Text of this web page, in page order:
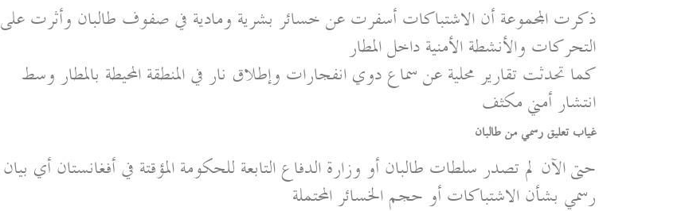
ذكرت المجموعة أن الاشتباكات أسفرت عن خسائر بشرية ومادية في صفوف طالبان وأثرت على
التحركات والأنشطة الأمنية داخل المطار
كما تحدثت تقارير محلية عن سماع دوي انفجارات وإطلاق نار في المنطقة المحيطة بالمطار وسط
انتشار أمني مكثف
غياب تعليق رسمي من طالبان
حتى الآن لم تصدر سلطات طالبان أو وزارة الدفاع التابعة للحكومة المؤقتة في أفغانستان أي بيان
رسمي بشأن الاشتباكات أو حجم الخسائر المحتملة